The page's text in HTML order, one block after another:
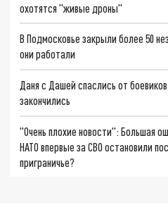
охотятся "живые дроны"
В Подмосковье закрыли более 50
они работали
Даня с Дашей спаслись от
закончились
"Очень плохие новости": Большая
НАТО впервые за СВО остановили
приграничье?